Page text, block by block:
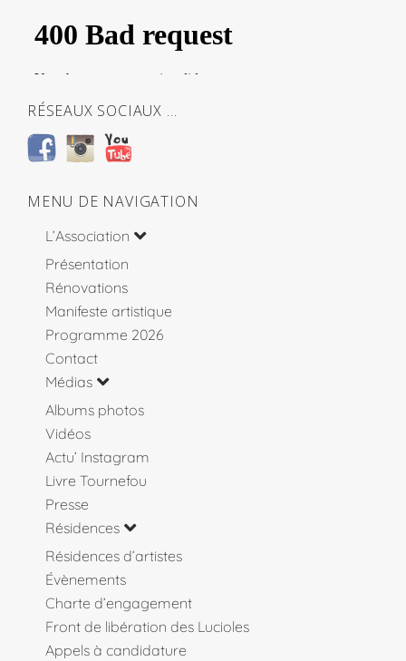
RÉSEAUX SOCIAUX …
MENU DE NAVIGATION
L’Association
Présentation
Rénovations
Manifeste artistique
Programme 2026
Contact
Médias
Albums photos
Vidéos
Actu’ Instagram
Livre Tournefou
Presse
Résidences
Résidences d’artistes
Évènements
Charte d’engagement
Front de libération des Lucioles
Appels à candidature